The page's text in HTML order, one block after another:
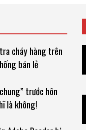
cháy hàng trên
bán lẻ
trước hôn
là không!